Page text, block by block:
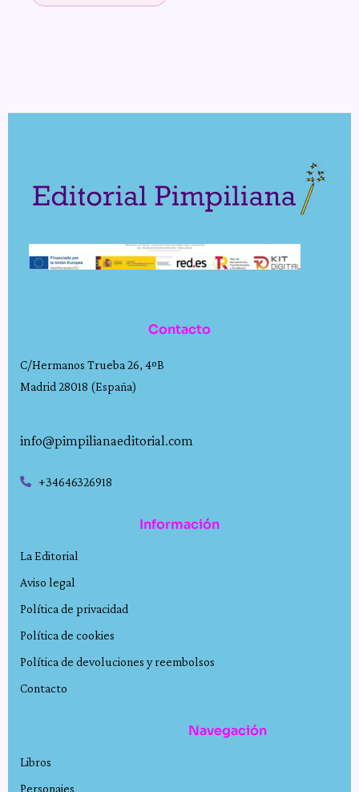
Contacto
C/Hermanos Trueba 26, 4ºB
Madrid 28018 (España)
info@pimpilianaeditorial.com
+34646326918
Información
La Editorial
Aviso legal
Política de privacidad
Política de cookies
Política de devoluciones y reembolsos
Contacto
Navegación
Libros
Personajes